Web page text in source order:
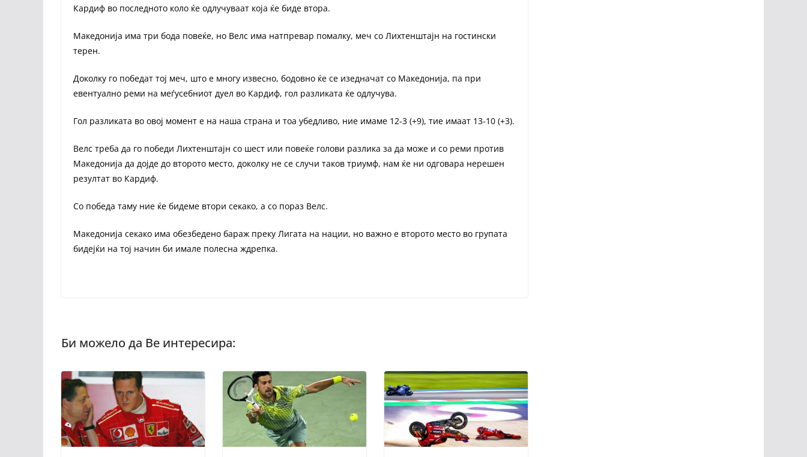
Кардиф во последното коло ќе одлучуваат која ќе биде втора.
Македонија има три бода повеќе, но Велс има натпревар помалку, меч со Лихтенштајн на гостински
терен.
Доколку го победат тој меч, што е многу извесно, бодовно ќе се изедначат со Македонија, па при
евентуално реми на меѓусебниот дуел во Кардиф, гол разликата ќе одлучува.
Гол разликата во овој момент е на наша страна и тоа убедливо, ние имаме 12-3 (+9), тие имаат 13-10 (+3).
Велс треба да го победи Лихтенштајн со шест или повеќе голови разлика за да може и со реми против
Македонија да дојде до второто место, доколку не се случи таков триумф, нам ќе ни одговара нерешен
резултат во Кардиф.
Со победа таму ние ќе бидеме втори секако, а со пораз Велс.
Македонија секако има обезбедено бараж преку Лигата на нации, но важно е второто место во групата
бидејќи на тој начин би имале полесна ждрепка.